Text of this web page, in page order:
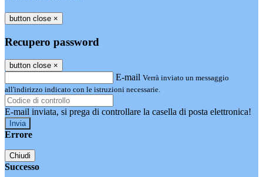
button close ×
Recupero password
button close ×
E-mail Verrà inviato un messaggio
all'indirizzo indicato con le istruzioni necessarie.
E-mail inviata, si prega di controllare la casella di posta elettronica!
Errore
Chiudi
Successo